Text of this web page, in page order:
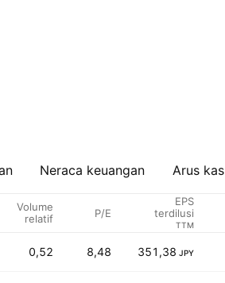
Neraca keuangan Arus kas
Volume
relatif
P/E
EPS
terdilusi
TTM
0,52 8,48 351,38 JPY